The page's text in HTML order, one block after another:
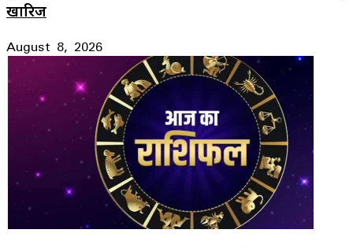
खारिज
August 8, 2026